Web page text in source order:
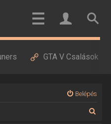
GTA V Csalások
Belépés